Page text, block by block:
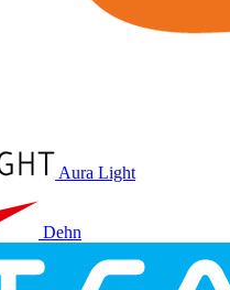
Aura Light
Dehn